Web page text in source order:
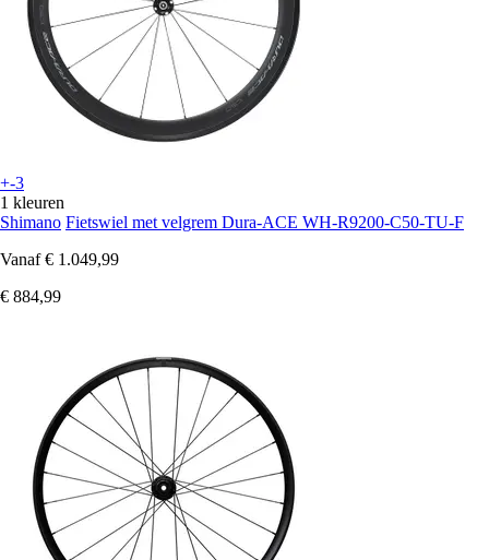
+-3
1 kleuren
Shimano Fietswiel met velgrem Dura-ACE WH-R9200-C50-TU-F
Vanaf € 1.049,99
€ 884,99